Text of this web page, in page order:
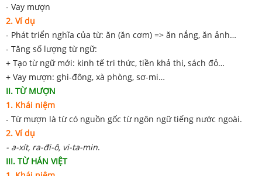
- Vay mượn
2. Ví dụ
- Phát triển nghĩa của từ: ăn (ăn cơm) => ăn nắng, ăn ảnh…
- Tăng số lượng từ ngữ:
+ Tạo từ ngữ mới: kinh tế tri thức, tiền khả thi, sách đỏ…
+ Vay mượn: ghi-đông, xà phòng, sơ-mi…
II. TỪ MƯỢN
1. Khái niệm
- Từ mượn là từ có nguồn gốc từ ngôn ngữ tiếng nước ngoài.
2. Ví dụ
- a-xít, ra-đi-ô, vi-ta-min.
III. TỪ HÁN VIỆT